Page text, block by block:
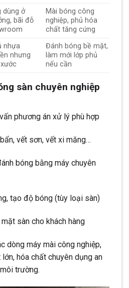
dùng ở
bãi đỗ
Mài bóng công
nghiệp, phủ hóa
chất tăng cứng
nhựa
nhưng
Đánh bóng bề mặt,
làm mới lớp phủ
nếu cần
sàn chuyên nghiệp
phương án xử lý phù hợp
vết sơn, vết xi măng…
bóng bằng máy chuyên
tạo độ bóng (tùy loại sàn)
sàn cho khách hàng
dòng máy mài công nghiệp,
hóa chất chuyên dụng an
trường.